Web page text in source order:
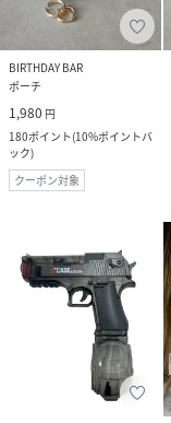
BIRTHDAY BAR
ポーチ
1,980 円
180ポイント(10%ポイントバ
ック)
クーポン対象